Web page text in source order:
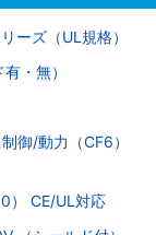
ーズ（UL規格）
・無）
御/動力（CF6）
） CE/UL対応